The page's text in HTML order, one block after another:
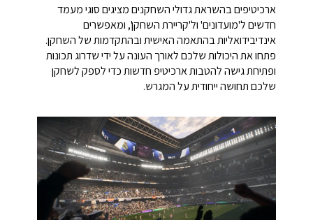
ארכיטיפים בהשראת גדולי השחקנים מציגים סוגי מעמד
חדשים ל'מועדונים' ול'קריירת השחקן', ומאפשרים
אינדיבידואליות בהתאמה האישית ובהתקדמות של השחקן.
פתחו את היכולות שלכם לאורך העונה על ידי שדרוג תכונות
ופתיחת גישה להטבות ארכיטיפ חדשות כדי לספק לשחקן
שלכם תחושה ייחודית על המגרש.